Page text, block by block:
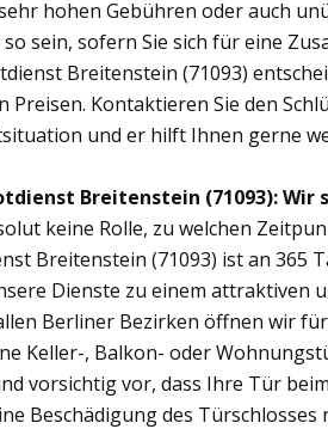
hohen Gebühren oder auch
sein, sofern Sie sich für eine
Breitenstein (71093)
Preisen. Kontaktieren Sie den
und er hilft Ihnen gerne
Breitenstein (71093): Wir
keine Rolle, zu welchen
Breitenstein (71093) ist an 365
Dienste zu einem attraktiven
Berliner Bezirken öffnen wir
Keller-, Balkon- oder
vorsichtig vor, dass Ihre Tür
Beschädigung des